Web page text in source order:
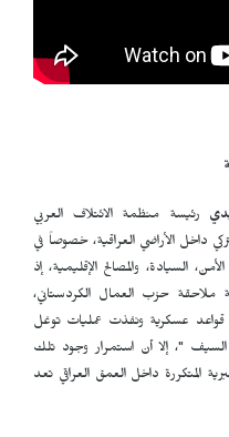
رئيسة منظمة الائتلاف العربي
داخل الأراضي العراقية، خصوصاً في
السيادة، والمصالح الإقليمية، إذ
ملاحقة حزب العمال الكردستاني،
قواعد عسكرية ونفذت عمليات توغل
"، إلا أن استمرار وجود تلك
المتكررة داخل العمق العراقي تعد